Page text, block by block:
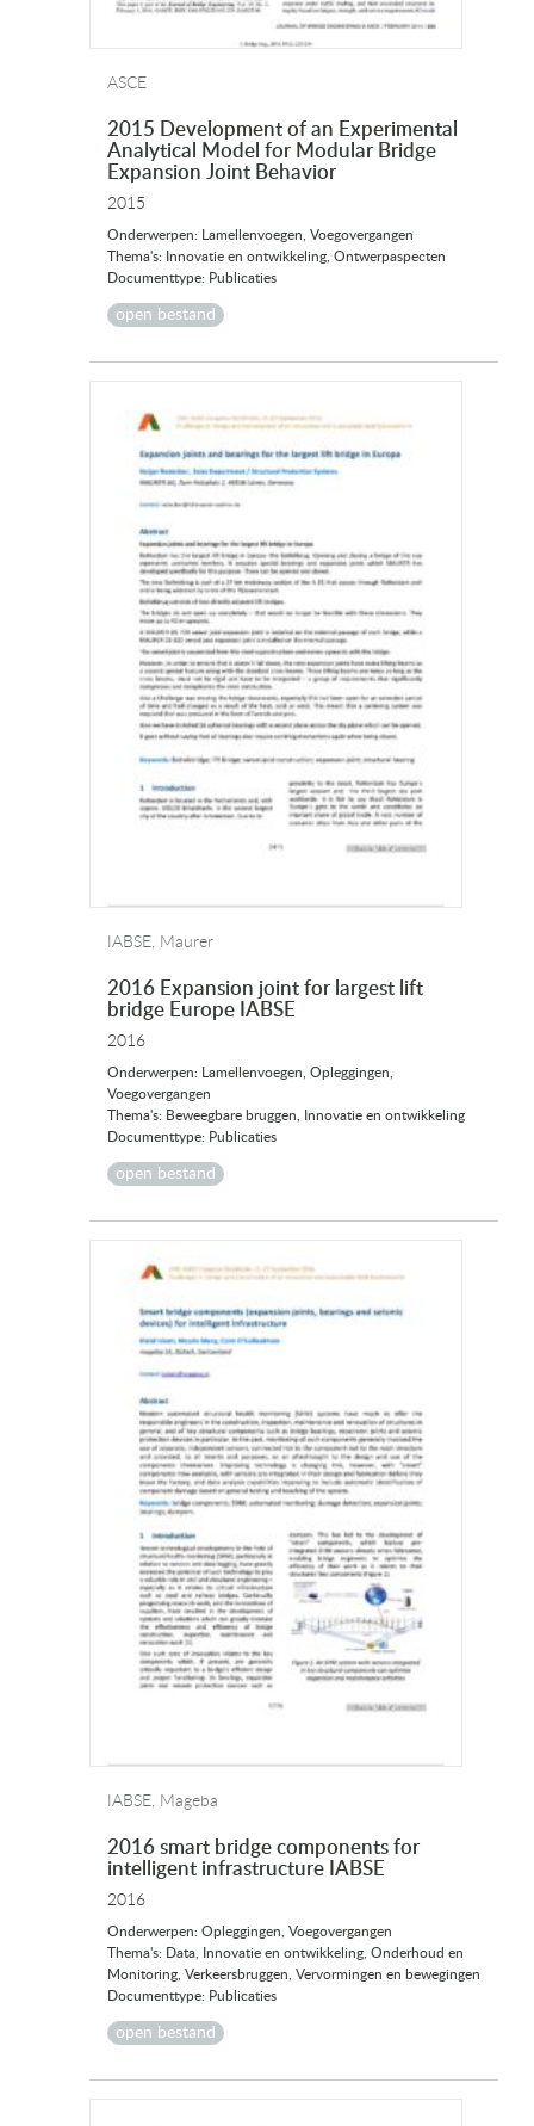
ASCE
2015 Development of an Experimental
Analytical Model for Modular Bridge
Expansion Joint Behavior
2015
Onderwerpen: Lamellenvoegen, Voegovergangen
Thema's: Innovatie en ontwikkeling, Ontwerpaspecten
Documenttype: Publicaties
open bestand
IABSE, Maurer
2016 Expansion joint for largest lift
bridge Europe IABSE
2016
Onderwerpen: Lamellenvoegen, Opleggingen,
Voegovergangen
Thema's: Beweegbare bruggen, Innovatie en ontwikkeling
Documenttype: Publicaties
open bestand
IABSE, Mageba
2016 smart bridge components for
intelligent infrastructure IABSE
2016
Onderwerpen: Opleggingen, Voegovergangen
Thema's: Data, Innovatie en ontwikkeling, Onderhoud en
Monitoring, Verkeersbruggen, Vervormingen en bewegingen
Documenttype: Publicaties
open bestand